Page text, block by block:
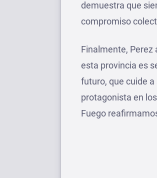
demuestra que
compromiso
Finalmente, Perez
esta provincia es
futuro, que cuide
protagonista en
Fuego